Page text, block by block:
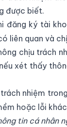
được biết.
đăng ký tài
liên quan và
chịu trách
xét thấy
nhiệm
hoặc lỗi
tin cá nhân